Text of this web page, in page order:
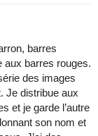
barres
aux barres rouges.
des images
Je distribue aux
et je garde l’autre
son nom et